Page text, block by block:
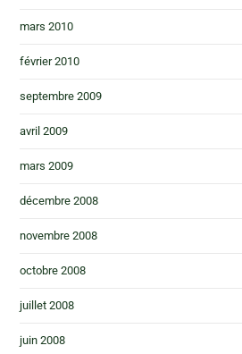
mars 2010
février 2010
septembre 2009
avril 2009
mars 2009
décembre 2008
novembre 2008
octobre 2008
juillet 2008
juin 2008